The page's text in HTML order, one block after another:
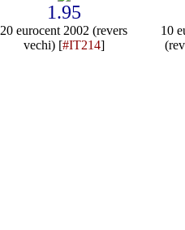
1.95
20 eurocent 2002 (revers
vechi) [#IT214]
10